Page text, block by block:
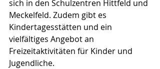
sich in den Schulzentren Hittfeld und
Meckelfeld. Zudem gibt es
Kindertagesstätten und ein
vielfältiges Angebot an
Freizeitaktivitäten für Kinder und
Jugendliche.